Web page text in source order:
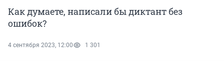
Как думаете, написали бы диктант без
ошибок?
4 сентября 2023, 12:00 1 301